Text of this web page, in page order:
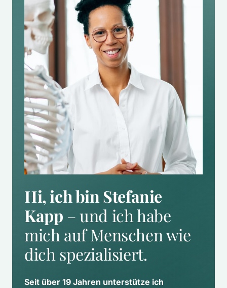
Hi, ich bin Stefanie
Kapp – und ich habe
mich auf Menschen wie
dich spezialisiert.
Seit über 19 Jahren unterstütze ich